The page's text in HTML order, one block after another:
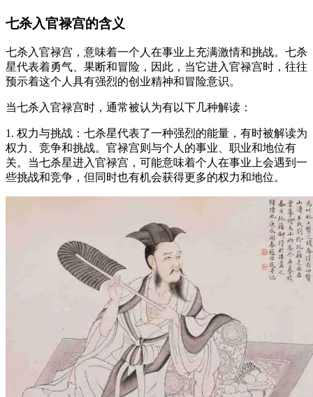
七杀入官禄宫的含义
七杀入官禄宫，意味着一个人在事业上充满激情和挑战。七杀
星代表着勇气、果断和冒险，因此，当它进入官禄宫时，往往
预示着这个人具有强烈的创业精神和冒险意识。
当七杀入官禄宫时，通常被认为有以下几种解读：
1. 权力与挑战：七杀星代表了一种强烈的能量，有时被解读为
权力、竞争和挑战。官禄宫则与个人的事业、职业和地位有
关。当七杀星进入官禄宫，可能意味着个人在事业上会遇到一
些挑战和竞争，但同时也有机会获得更多的权力和地位。